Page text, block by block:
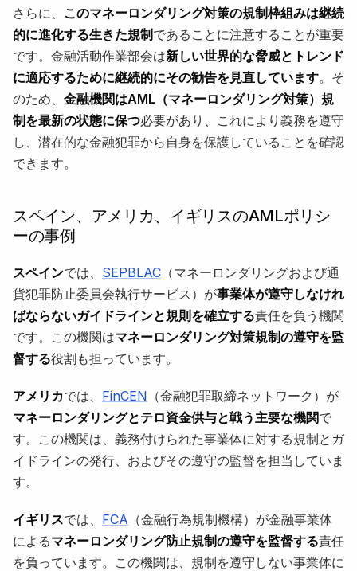
さらに、 このマネーロンダリング対策の規制枠組みは継続
的に進化する生きた規制であることに注意することが重要
です。金融活動作業部会は新しい世界的な脅威とトレンド
に適応するために継続的にその勧告を見直しています。そ
のため、 金融機関はAML（マネーロンダリング対策）規
制を最新の状態に保つ必要があり、これにより義務を遵守
し、潜在的な金融犯罪から自身を保護していることを確認
できます。
スペイン、アメリカ、イギリスのAMLポリシ
ーの事例
スペインでは、 SEPBLAC （マネーロンダリングおよび通
貨犯罪防止委員会執行サービス）が事業体が遵守しなけれ
ばならないガイドラインと規則を確立する責任を負う機関
です。この機関はマネーロンダリング対策規制の遵守を監
督する役割も担っています。
アメリカでは、 FinCEN （金融犯罪取締ネットワーク）が
マネーロンダリングとテロ資金供与と戦う主要な機関で
す。この機関は、義務付けられた事業体に対する規制とガ
イドラインの発行、およびその遵守の監督を担当していま
す。
イギリスでは、 FCA （金融行為規制機構）が金融事業体
によるマネーロンダリング防止規制の遵守を監督する責任
を負っています。この機関は、規制を遵守しない事業体に